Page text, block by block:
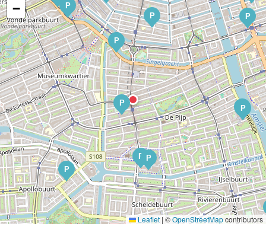
P
P
P
P
P
P
P
P
P
P
−
Leaflet | ©OpenStreetMapcontributors